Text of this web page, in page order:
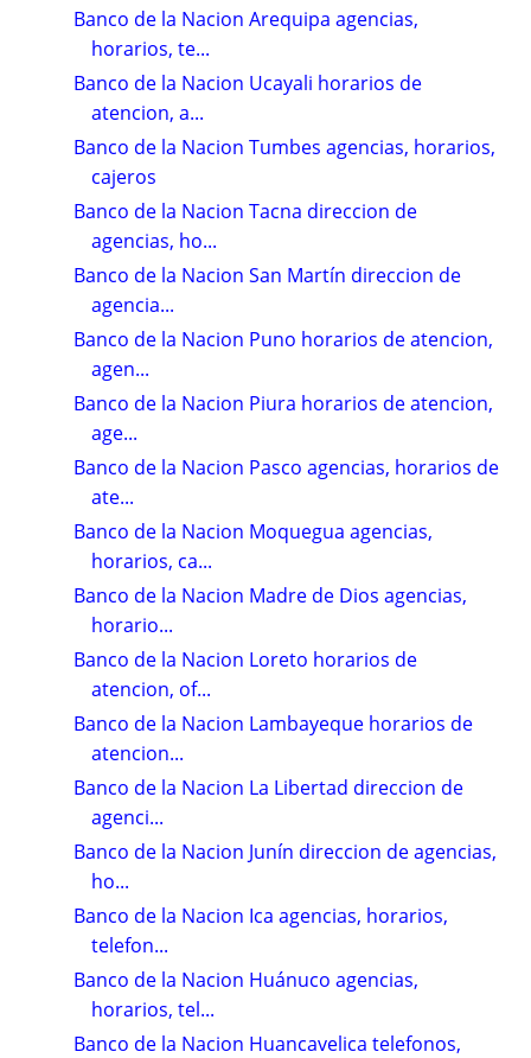
Banco de la Nacion Arequipa agencias,
horarios, te...
Banco de la Nacion Ucayali horarios de
atencion, a...
Banco de la Nacion Tumbes agencias, horarios,
cajeros
Banco de la Nacion Tacna direccion de
agencias, ho...
Banco de la Nacion San Martín direccion de
agencia...
Banco de la Nacion Puno horarios de atencion,
agen...
Banco de la Nacion Piura horarios de atencion,
age...
Banco de la Nacion Pasco agencias, horarios de
ate...
Banco de la Nacion Moquegua agencias,
horarios, ca...
Banco de la Nacion Madre de Dios agencias,
horario...
Banco de la Nacion Loreto horarios de
atencion, of...
Banco de la Nacion Lambayeque horarios de
atencion...
Banco de la Nacion La Libertad direccion de
agenci...
Banco de la Nacion Junín direccion de agencias,
ho...
Banco de la Nacion Ica agencias, horarios,
telefon...
Banco de la Nacion Huánuco agencias,
horarios, tel...
Banco de la Nacion Huancavelica telefonos,